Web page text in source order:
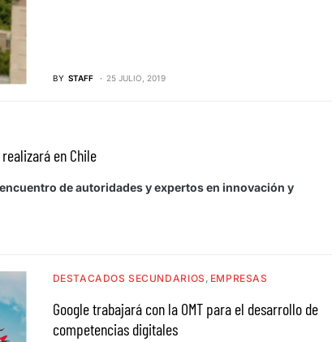
BY STAFF 25 JULIO, 2019
en Chile
de autoridades y expertos en innovación y
DESTACADOS SECUNDARIOS EMPRESAS
Google trabajará con la OMT para el desarrollo de
competencias digitales